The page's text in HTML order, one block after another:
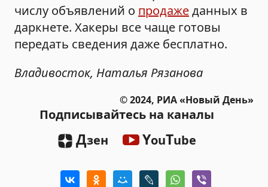
числу объявлений о продажеданных в
даркнете. Хакеры все чаще готовы
передать сведения даже бесплатно.
Владивосток, Наталья Рязанова
© 2024, РИА «Новый День»
Подписывайтесь на каналы
Дзен YouTube